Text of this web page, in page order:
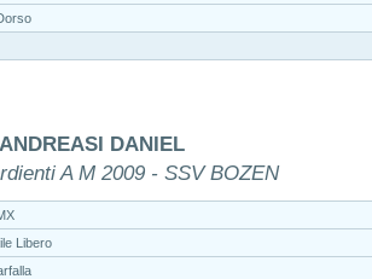
DANIEL
A M 2009 - SSV BOZEN
Libero